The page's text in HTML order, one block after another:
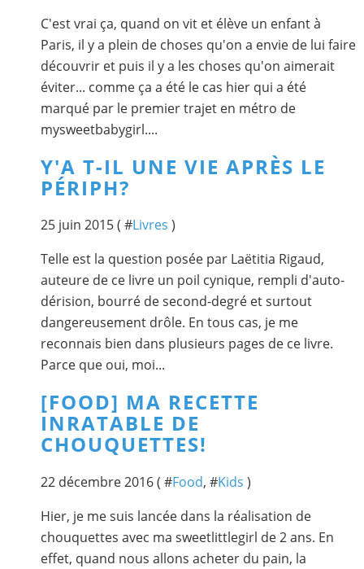
C'est vrai ça, quand on vit et élève un enfant à
Paris, il y a plein de choses qu'on a envie de lui faire
découvrir et puis il y a les choses qu'on aimerait
éviter... comme ça a été le cas hier qui a été
marqué par le premier trajet en métro de
mysweetbabygirl....
Y'A T-IL UNE VIE APRÈS LE
PÉRIPH?
25 juin 2015 ( #Livres )
Telle est la question posée par Laëtitia Rigaud,
auteure de ce livre un poil cynique, rempli d'auto-
dérision, bourré de second-degré et surtout
dangereusement drôle. En tous cas, je me
reconnais bien dans plusieurs pages de ce livre.
Parce que oui, moi...
[FOOD] MA RECETTE
INRATABLE DE
CHOUQUETTES!
22 décembre 2016 ( #Food, #Kids )
Hier, je me suis lancée dans la réalisation de
chouquettes avec ma sweetlittlegirl de 2 ans. En
effet, quand nous allons acheter du pain, la